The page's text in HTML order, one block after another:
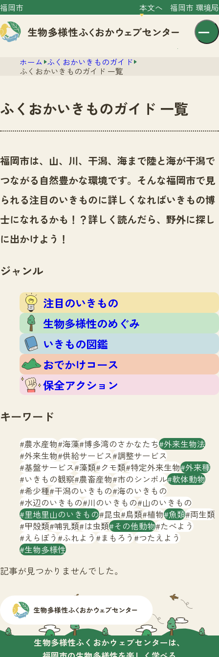
福岡市 本文へ 福岡市 環境局
センター紹介
センター紹介TOP
サイトポリシー
プライバシーポリシー
ニュースTOP
市の取組み
いきものガイド
いきものガイドTOP
注目のいきもの
生物多様性のめぐみ
保全アクション
イベント
いきもの調査隊
調査レポート
調査結果
ふくおかいきものマップ
マッチング
マッチングTOP
掲載申し込みフォーム
お問合せ
サイトマップ
ホーム ふくおかいきものガイド
ふくおかいきものガイド 一覧
ふくおかいきものガイド 一覧
福岡市は、山、川、干潟、海まで陸と海が干潟で
つながる自然豊かな環境です。 そんな福岡市で見
られる注目のいきものに詳しくなればいきもの博
士になれるかも！？詳しく読んだら、野外に探し
に出かけよう！
ジャンル
注目のいきもの
生物多様性のめぐみ
いきもの図鑑
おでかけコース
保全アクション
キーワード
農水産物 海藻 博多湾のさかなたち 外来生物法
外来生物 供給サービス 調整サービス
基盤サービス 藻類 クモ類 特定外来生物 外来種
いきもの観察 農畜産物 市のシンボル 軟体動物
希少種 干潟のいきもの 海のいきもの
水辺のいきもの 川のいきもの 山のいきもの
里地里山のいきもの 昆虫 鳥類 植物 魚類 両生類
甲殻類 哺乳類 は虫類 その他動物 たべよう
えらぼう ふれよう まもろう つたえよう
生物多様性
記事が見つかりませんでした。
生物多様性ふくおかウェブセンターは、